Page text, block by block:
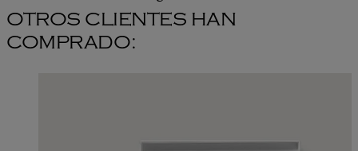
OTROS CLIENTES HAN
COMPRADO: